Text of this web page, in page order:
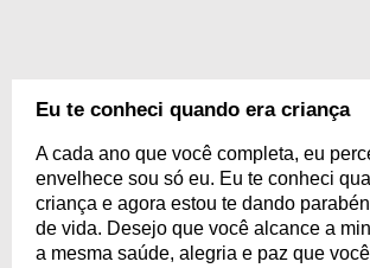
Eu te conheci quando era criança
A cada ano que você completa, eu
envelhece sou só eu. Eu te conheci
criança e agora estou te dando
de vida. Desejo que você alcance a
a mesma saúde, alegria e paz que